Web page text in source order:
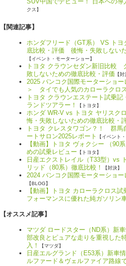
クス】
【関連記事】
ホンダフリード（GT系） VS トヨ
底比較・評価 後悔・失敗しない
【イベント・モーターショー】
トヨタ クラウンセダン新旧比較
敗しないための徹底比較・評価 【対
2025 バンコク国際モーターショ
＞ タイでも人気のカローラクロ
トヨタ クラウンエステート試乗
ランドツアラー！
【トヨタ】
ホンダ WR-V vs トヨタ ヤリスク
悔・失敗しないための徹底比較・
トヨタ クレスタワゴン？！ 群
ートサロン2025レポート
【イベント
【動画】トヨタ ヴォクシー （90
めの試乗レビュー 【トヨタ】
日産エクストレイル（T33型）vs
リッド（80系）徹底比較！
【対決】
2024 バンコク国際モーターショ
【BLOG】
【動画】トヨタ カローラクロス
フォーマンスに優れた純ガソリン
【オススメ記事】
マツダ ロードスター（ND系）新
部改良とピュアな走りを重視した
入！
【マツダ】
日産エルグランド（E53系）新車
ルファード＆ヴェルファイア路線